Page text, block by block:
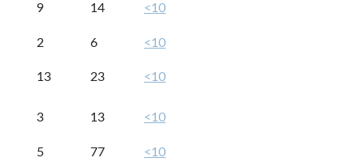
9 14 <10
2 6 <10
13 23 <10
3 13 <10
5 77 <10